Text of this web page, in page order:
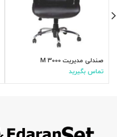
صندلی مدیریت M 3000
تماس بگیرید